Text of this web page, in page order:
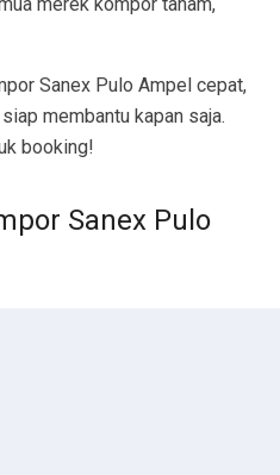
Sanex Pulo Ampel cepat,
membantu kapan saja.
booking!
Sanex Pulo